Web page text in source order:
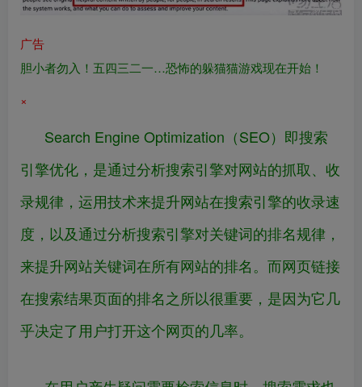
广告
胆小者勿入！五四三二一…恐怖的躲猫猫游戏现在开始！
×
Search Engine Optimization（SEO）即搜索
引擎优化，是通过分析搜索引擎对网站的抓取、收
录规律，运用技术来提升网站在搜索引擎的收录速
度，以及通过分析搜索引擎对关键词的排名规律，
来提升网站关键词在所有网站的排名。而网页链接
在搜索结果页面的排名之所以很重要，是因为它几
乎决定了用户打开这个网页的几率。